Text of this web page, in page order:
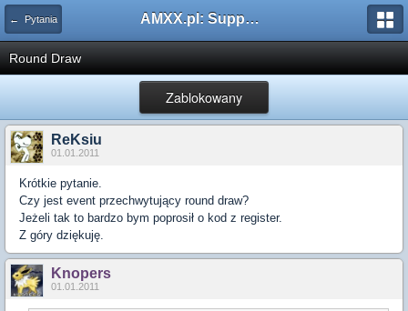
← Pytania AMXX.pl: Support AMX Mod X i SourceMod
Round Draw
Zablokowany
ReKsiu
01.01.2011
Krótkie pytanie.
Czy jest event przechwytujący round draw?
Jeżeli tak to bardzo bym poprosił o kod z register.
Z góry dziękuję.
Knopers
01.01.2011